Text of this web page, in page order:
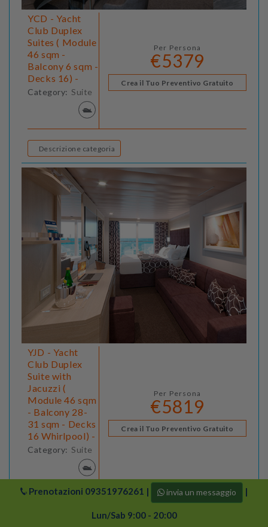
YCD - Yacht
Club Duplex
Suites ( Module
46 sqm -
Balcony 6 sqm -
Decks 16) -
Category: Suite
Per Persona
€5379
Crea il Tuo Preventivo Gratuito
Descrizione categoria
YJD - Yacht
Club Duplex
Suite with
Jacuzzi (
Module 46 sqm
- Balcony 28-
31 sqm - Decks
16 Whirlpool) -
Category: Suite
Per Persona
€5819
Crea il Tuo Preventivo Gratuito
Prenotazioni 09351976261 | invia un messaggio |
Lun/Sab 9:00 - 20:00